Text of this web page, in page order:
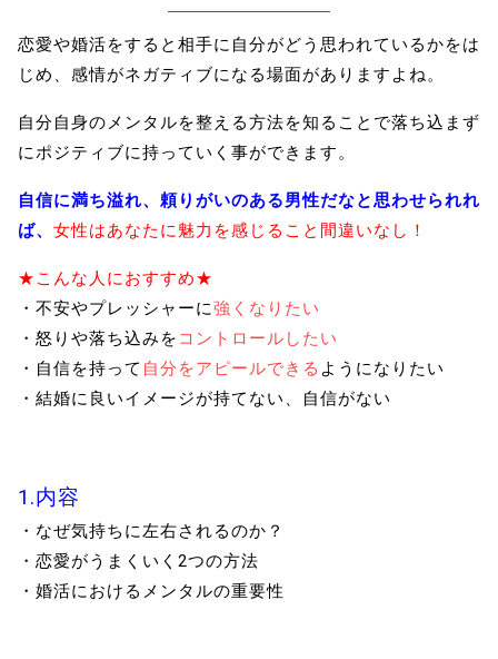
恋愛や婚活をすると相手に自分がどう思われているかをは
じめ、 感情がネガティブになる場面がありますよね。
自分自身のメンタルを整える方法を知ることで落ち込まず
にポジティブに持っていく事ができます。
自信に満ち溢れ、頼りがいのある男性だなと思わせられれ
ば、 女性はあなたに魅力を感じること間違いなし！
★こんな人におすすめ★
・不安やプレッシャーに強くなりたい
・怒りや落ち込みを コントロールしたい
・自信を持って 自分をアピールできる ようになりたい
・結婚に良いイメージが持てない、自信がない
1.内容
・なぜ気持ちに左右されるのか？
・恋愛がうまくいく2つの方法
・婚活におけるメンタルの重要性